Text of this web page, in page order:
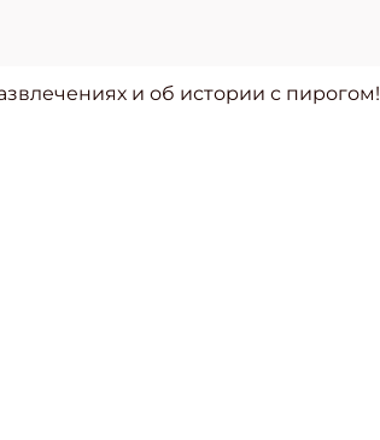
и об истории с пирогом!